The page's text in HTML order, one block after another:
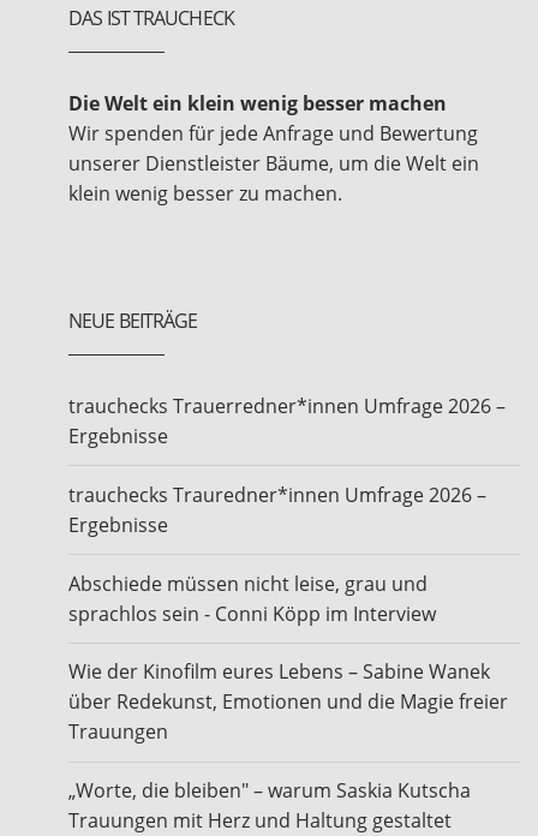
DAS IST TRAUCHECK
Die Welt ein klein wenig besser machen
Wir spenden für jede Anfrage und Bewertung
unserer Dienstleister Bäume, um die Welt ein
klein wenig besser zu machen.
NEUE BEITRÄGE
trauchecks Trauerredner*innen Umfrage 2026 –
Ergebnisse
trauchecks Trauredner*innen Umfrage 2026 –
Ergebnisse
Abschiede müssen nicht leise, grau und
sprachlos sein - Conni Köpp im Interview
Wie der Kinofilm eures Lebens – Sabine Wanek
über Redekunst, Emotionen und die Magie freier
Trauungen
„Worte, die bleiben" – warum Saskia Kutscha
Trauungen mit Herz und Haltung gestaltet